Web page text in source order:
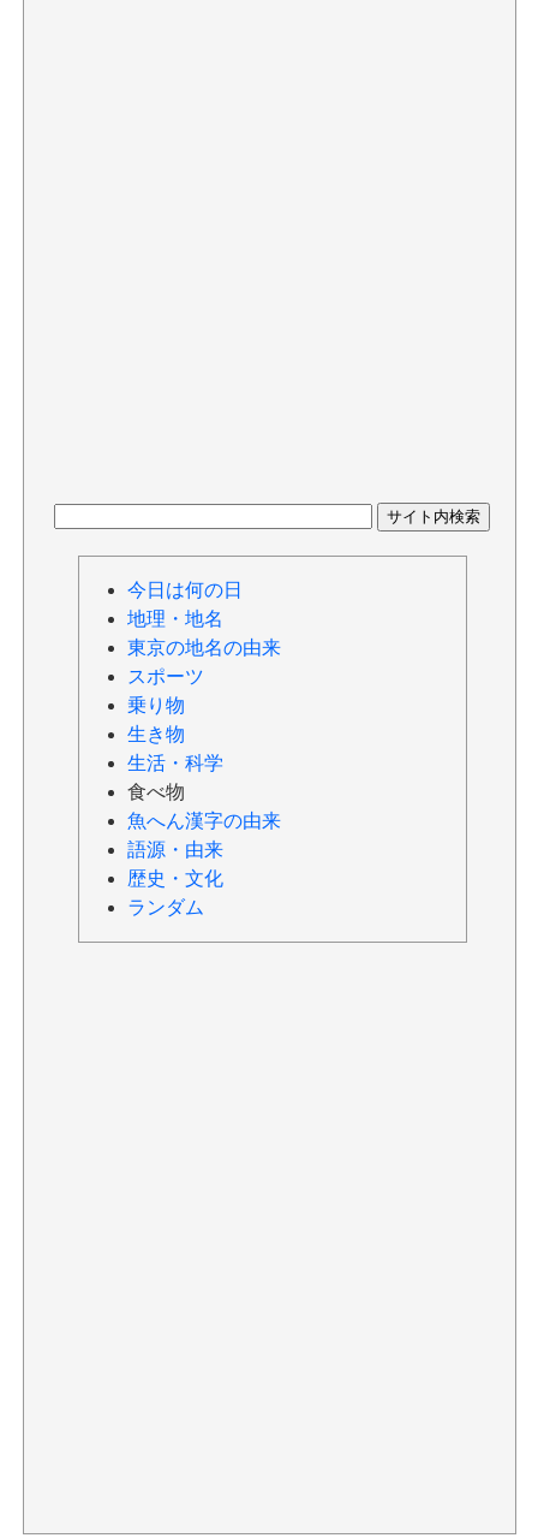
今日は何の日
地理・地名
東京の地名の由来
スポーツ
乗り物
生き物
生活・科学
食べ物
魚へん漢字の由来
語源・由来
歴史・文化
ランダム